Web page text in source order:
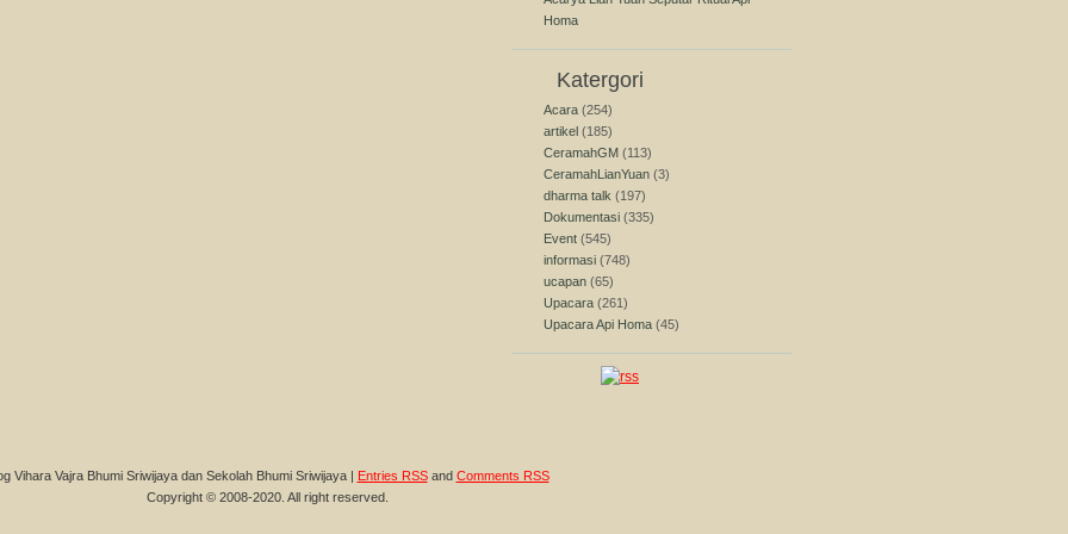
Homa
Katergori
Acara (254)
artikel (185)
CeramahGM (113)
CeramahLianYuan (3)
dharma talk (197)
Dokumentasi (335)
Event (545)
informasi (748)
ucapan (65)
Upacara (261)
Upacara Api Homa (45)
Vihara Vajra Bhumi Sriwijaya dan Sekolah Bhumi Sriwijaya | Entries RSSand Comments RSS
Copyright © 2008-2020. All right reserved.